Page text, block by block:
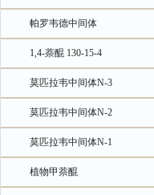
帕罗韦德中间体
1,4-萘醌 130-15-4
莫匹拉韦中间体N-3
莫匹拉韦中间体N-2
莫匹拉韦中间体N-1
植物甲萘醌